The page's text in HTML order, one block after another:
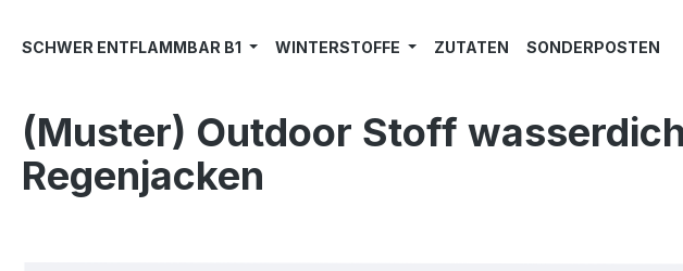
SCHWER ENTFLAMMBAR B1 WINTERSTOFFE ZUTATEN SONDERPOSTEN
(Muster) Outdoor Stoff
Regenjacken